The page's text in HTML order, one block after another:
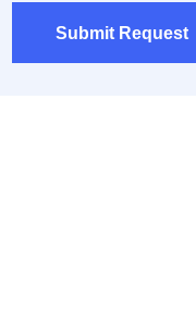
Submit Request